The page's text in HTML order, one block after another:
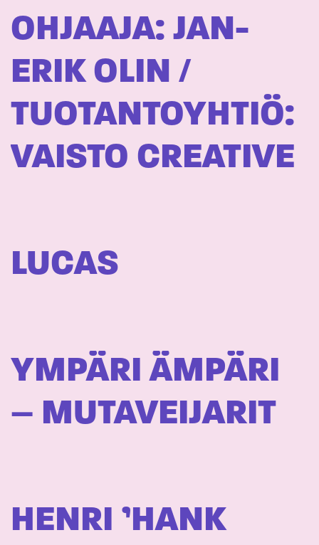
OHJAAJA: JAN-
ERIK OLIN /
TUOTANTOYHTIÖ:
VAISTO CREATIVE
LUCAS
YMPÄRI ÄMPÄRI
– MUTAVEIJARIT
HENRI ’HANK